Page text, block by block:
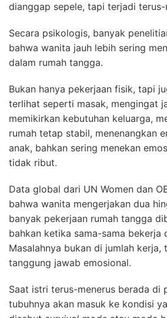
dianggap sepele, tapi terjadi terus-
Secara psikologis, banyak
bahwa wanita jauh lebih sering
dalam rumah tangga.
Bukan hanya pekerjaan fisik, tapi
terlihat seperti masak, mengingat
memikirkan kebutuhan keluarga,
rumah tetap stabil, menenangkan
anak, bahkan sering menekan
tidak ribut.
Data global dari UN Women dan
bahwa wanita mengerjakan dua
banyak pekerjaan rumah tangga
bahkan ketika sama-sama bekerja
Masalahnya bukan di jumlah
tanggung jawab emosional.
Saat istri terus-menerus berada di
tubuhnya akan masuk ke kondisi